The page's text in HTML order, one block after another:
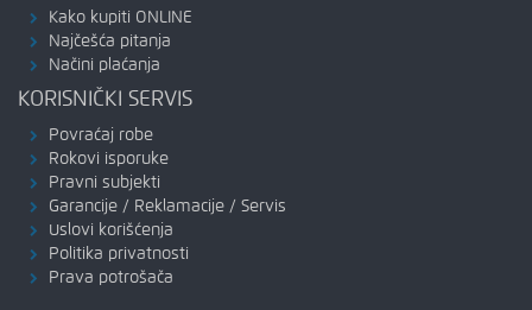
Kako kupiti ONLINE
Najčešća pitanja
Načini plaćanja
KORISNIČKI SERVIS
Povraćaj robe
Rokovi isporuke
Pravni subjekti
Garancije / Reklamacije / Servis
Uslovi korišćenja
Politika privatnosti
Prava potrošača